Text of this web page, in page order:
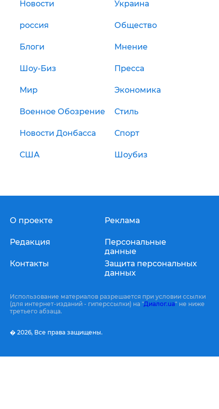
Новости Украина
россия Общество
Блоги Мнение
Шоу-Биз Пресса
Мир Экономика
Военное Обозрение Стиль
Новости Донбасса Спорт
США Шоубиз
О проекте
Редакция
Контакты
Реклама
Персональные
данные
Защита персональных
данных
Использование материалов разрешается при условии ссылки
(для интернет-изданий - гиперссылки) на "Диалог.ua" не ниже
третьего абзаца.
� 2026, Все права защищены.